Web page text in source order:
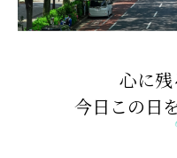
心に残
今日この日